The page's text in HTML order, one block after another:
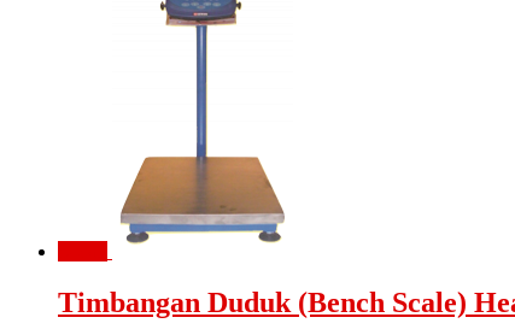
adalah:
Rp9.200.000,00.
Timbangan Duduk (Bench Scale)